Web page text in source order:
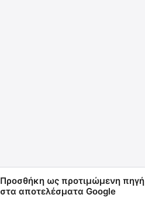
Προσθήκη ως προτιμώμενη πηγή
στα αποτελέσματα Google